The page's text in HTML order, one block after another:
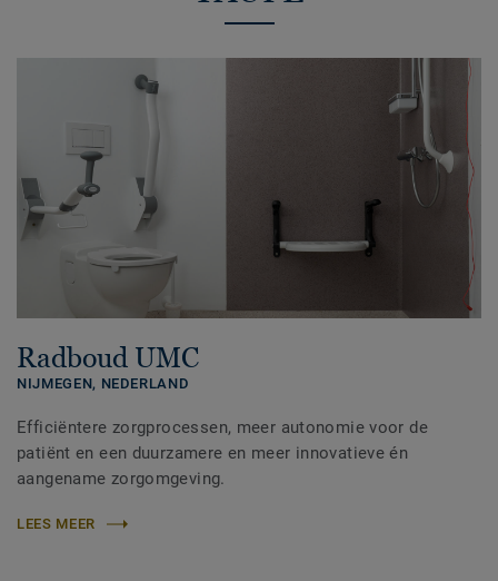
Radboud UMC
NIJMEGEN, NEDERLAND
Efficiëntere zorgprocessen, meer autonomie voor de
patiënt en een duurzamere en meer innovatieve én
aangename zorgomgeving.
LEES MEER